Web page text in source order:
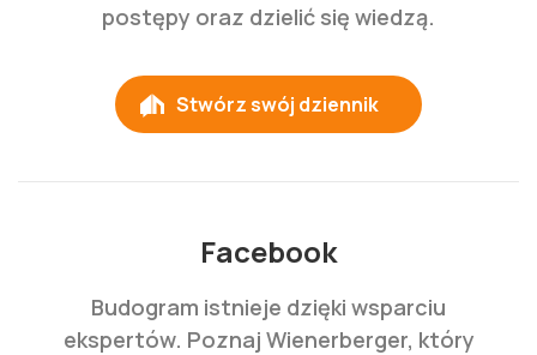
postępy oraz dzielić się wiedzą.
Stwórz swój dziennik
Facebook
Budogram istnieje dzięki wsparciu
ekspertów. Poznaj Wienerberger, który